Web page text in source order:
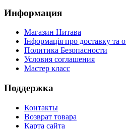
Информация
Магазин Нитава
Інформація про доставку та
Политика Безопасности
Условия соглашения
Мастер класс
Поддержка
Контакты
Возврат товара
Карта сайта